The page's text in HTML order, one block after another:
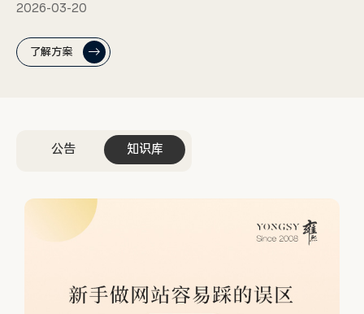
2026-03-20
了解方案
公告 知识库